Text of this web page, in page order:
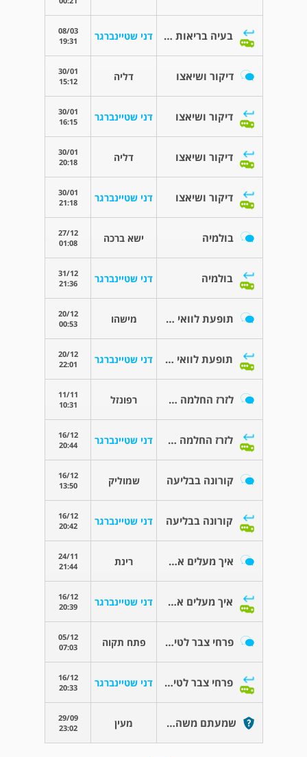
בעיה בריאות וחיסון קורונה דני שטיינברגר
08/03
19:31
דיקור ושיאצו דליה
30/01
15:12
דיקור ושיאצו דני שטיינברגר
30/01
16:15
דיקור ושיאצו דליה
30/01
20:18
דיקור ושיאצו דני שטיינברגר
30/01
21:18
בולמיה ישא ברכה
27/12
01:08
בולמיה דני שטיינברגר
31/12
21:36
תופעת לוואי מדיקור סיני מישהו
20/12
00:53
תופעת לוואי מדיקור סיני דני שטיינברגר
20/12
22:01
לזרז החלמה של עצם שבורה רפונזל
11/11
10:31
לזרז החלמה של עצם שבורה דני שטיינברגר
16/12
20:44
קורונה בבליעה שמוליק
16/12
13:50
קורונה בבליעה דני שטיינברגר
16/12
20:42
איך מעלים את האנרגיה שיש עייפות יתר רינת
24/11
21:44
איך מעלים את האנרגיה שיש עייפות יתר דני שטיינברגר
16/12
20:39
פרחי צבר לטיפול בערמונית מוגדלת פתח תקוה
05/12
07:03
פרחי צבר לטיפול בערמונית מוגדלת דני שטיינברגר
16/12
20:33
שמעתם משהו על מכללת מעינות בירושלים? מעין
29/09
23:02